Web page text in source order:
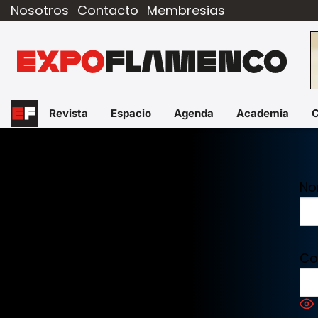
Nosotros Contacto Membresias
Revista Espacio Agenda Academia